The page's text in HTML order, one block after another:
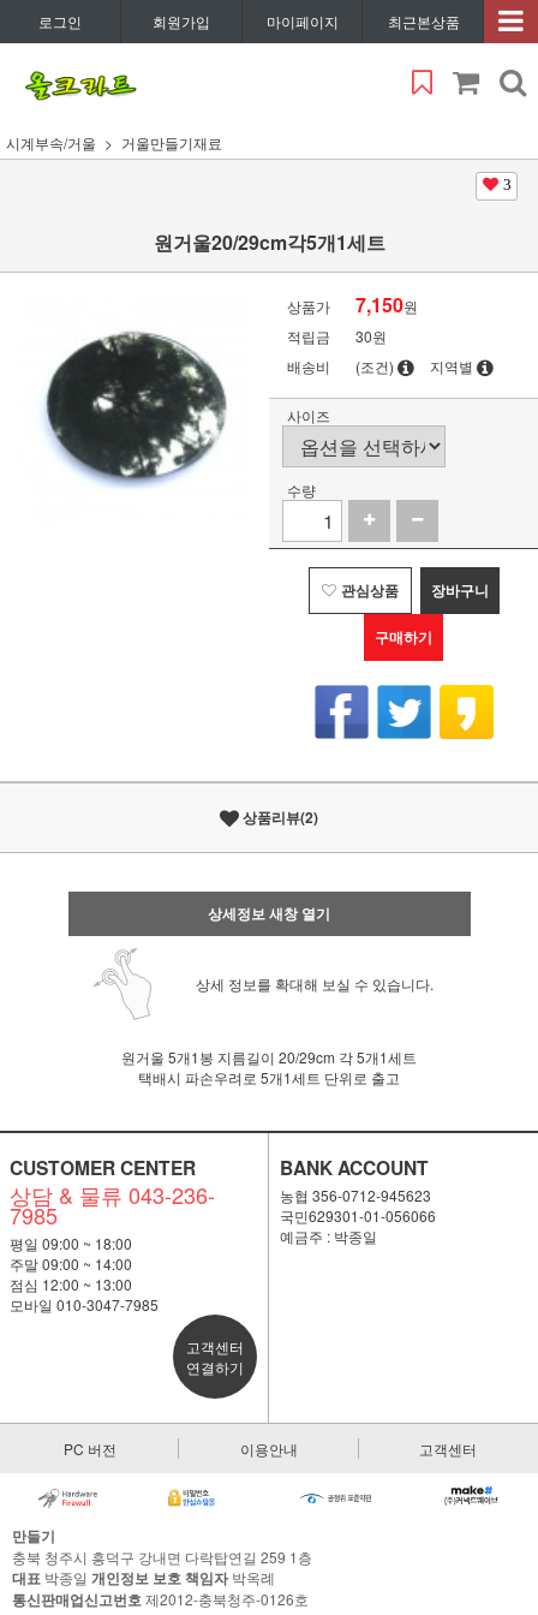
로그인 회원가입 마이페이지 최근본상품
시계부속/거울 거울만들기재료
3
원거울20/29cm각5개1세트
상품가 7,150원
적립금
30원
배송비
(조건) 지역별
사이즈
수량
관심상품 장바구니
구매하기
상품리뷰(2)
상세정보 새창 열기
상세 정보를 확대해 보실 수 있습니다.
원거울 5개1봉 지름길이 20/29cm 각 5개1세트
택배시 파손우려로 5개1세트 단위로 출고
CUSTOMER CENTER
상담 & 물류 043-236-
7985
평일 09:00 ~ 18:00
주말 09:00 ~ 14:00
점심 12:00 ~ 13:00
모바일 010-3047-7985
고객센터
연결하기
BANK ACCOUNT
농협 356-0712-945623
국민629301-01-056066
예금주 : 박종일
PC 버전 이용안내 고객센터
만들기
충북 청주시 흥덕구 강내면 다락탑연길 259 1층
대표 박종일 개인정보 보호 책임자박옥례
통신판매업신고번호제2012-충북청주-0126호